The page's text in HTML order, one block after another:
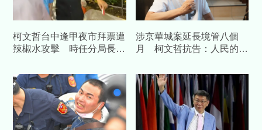
柯文哲台中逢甲夜市拜票遭
辣椒水攻擊 時任分局長周
涉京華城案延長境管八個
月 柯文哲抗告：人民的自